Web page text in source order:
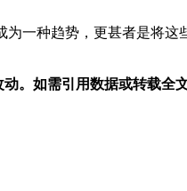
一种趋势，更甚者是将
。如需引用数据或转载全